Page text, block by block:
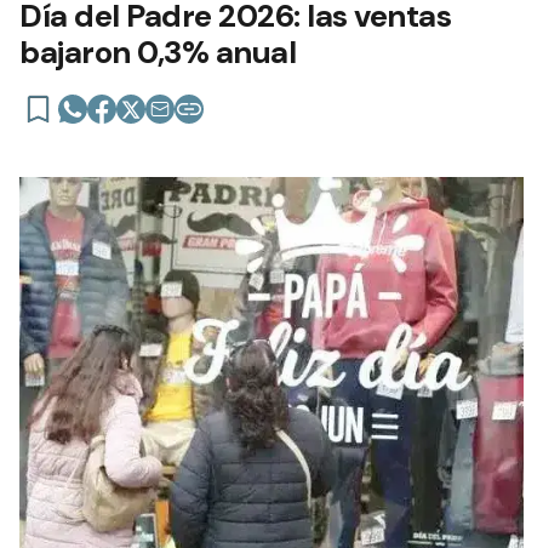
Día del Padre 2026: las ventas
bajaron 0,3% anual